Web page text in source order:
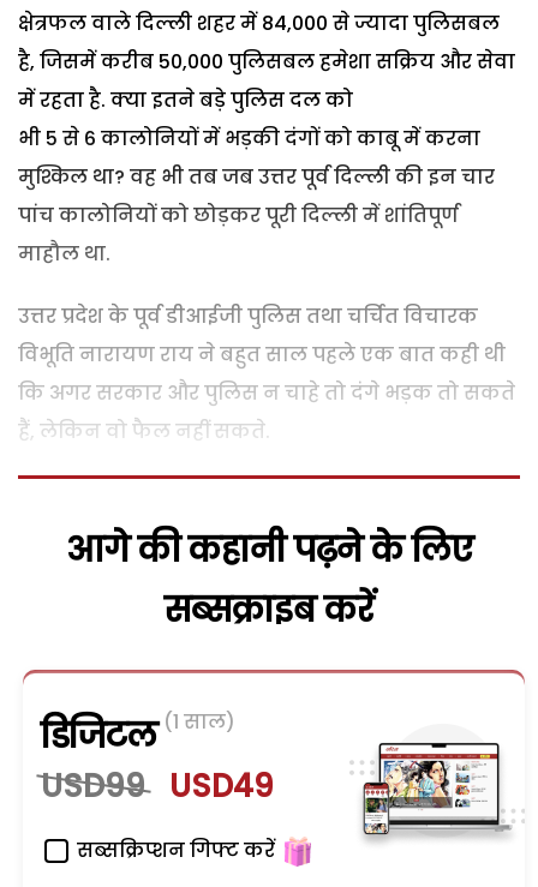
क्षेत्रफल वाले दिल्ली शहर में84,000 से ज्यादा पुलिसबल
है, जिसमें करीब 50,000 पुलिसबल हमेशा सक्रिय और सेवा
में रहता है. क्या इतने बड़े पुलिस दल को
भी 5 से 6 कालोनियों में भड़की दंगों को काबू में करना
मुश्किल था? वह भी तब जब उत्तर पूर्व दिल्ली की इन चार
पांच कालोनियों को छोड़कर पूरी दिल्ली में शांतिपूर्ण
माहौल था.
उत्तर प्रदेश के पूर्व डीआईजी पुलिस तथा चर्चित विचारक
विभूति नारायण राय ने बहुत साल पहले एक बात कही थी
कि अगर सरकार और पुलिस न चाहे तो दंगे भड़क तो सकते
हैं, लेकिन वो फैल नहीं सकते.
आगे की कहानी पढ़ने के लिए
सब्सक्राइब करें
डिजिटल (1 साल)
USD99 USD49
सब्सक्रिप्शन गिफ्ट करें